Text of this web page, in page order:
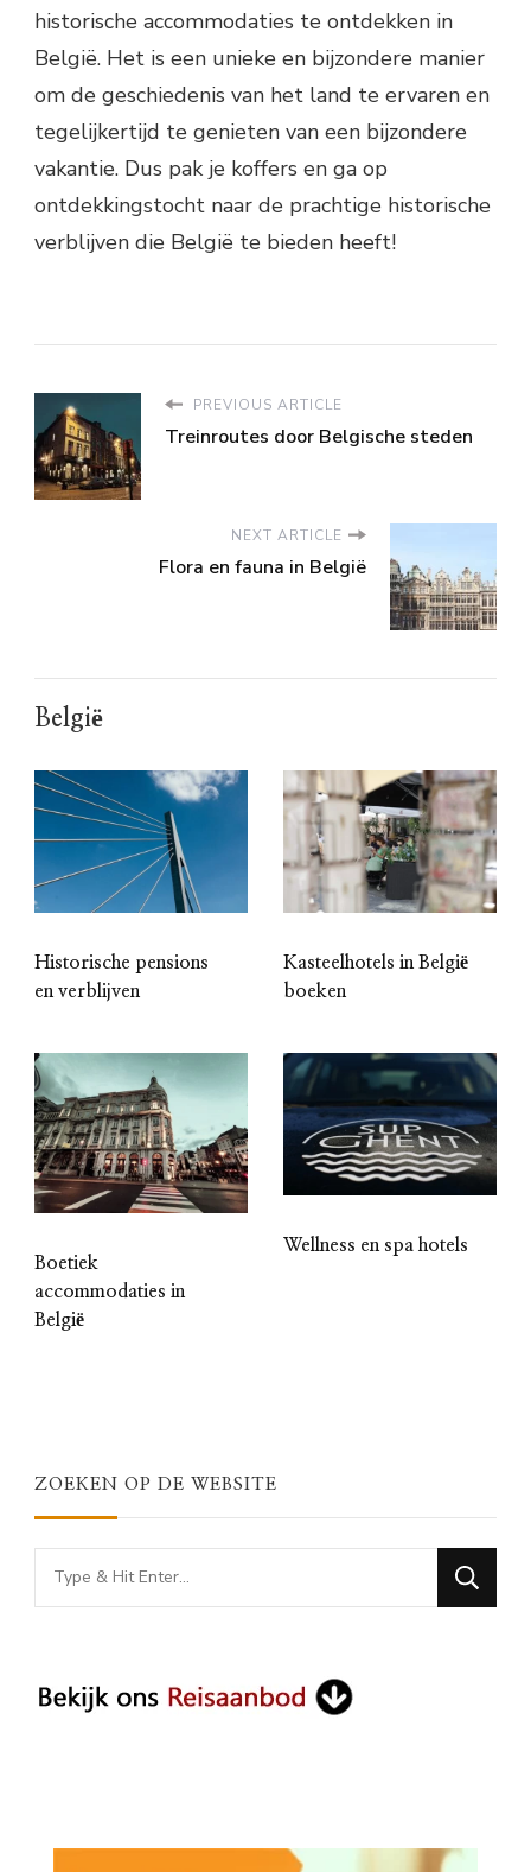
historische accommodaties te ontdekken in
België. Het is een unieke en bijzondere manier
om de geschiedenis van het land te ervaren en
tegelijkertijd te genieten van een bijzondere
vakantie. Dus pak je koffers en ga op
ontdekkingstocht naar de prachtige historische
verblijven die België te bieden heeft!
PREVIOUS ARTICLE
Treinroutes door Belgische steden
NEXT ARTICLE
Flora en fauna in België
België
Historische pensions
en verblijven
Kasteelhotels in België
boeken
Boetiek
accommodaties in
België
Wellness en spa hotels
ZOEKEN OP DE WEBSITE
Looking
for